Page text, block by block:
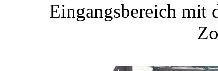
Eingangsbereich mit